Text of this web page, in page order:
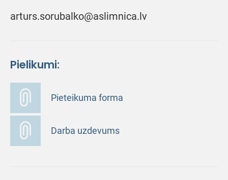
arturs.sorubalko@aslimnica.lv
Pielikumi:
Pieteikuma forma
Darba uzdevums